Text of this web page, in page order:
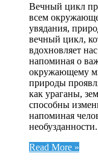
Вечный цикл
всем
увядания,
вечный цикл,
вдохновляет
напоминая о
окружающему
природы
как ураганы,
способны
напоминая
Read More »